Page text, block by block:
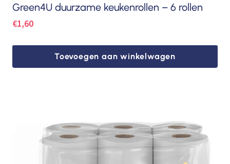
Green4U duurzame keukenrollen – 6 rollen
€1,60
Toevoegen aan winkelwagen